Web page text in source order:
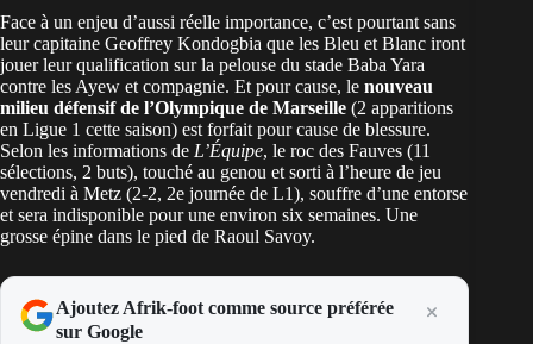
Face à un enjeu d’aussi réelle importance, c’est pourtant sans
leur capitaine Geoffrey Kondogbia que les Bleu et Blanc iront
jouer leur qualification sur la pelouse du stade Baba Yara
contre les Ayew et compagnie. Et pour cause, le nouveau
milieu défensif de l’Olympique de Marseille (2 apparitions
en Ligue 1 cette saison) est forfait pour cause de blessure.
Selon les informations de L’Équipe, le roc des Fauves (11
sélections, 2 buts), touché au genou et sorti à l’heure de jeu
vendredi à Metz (2-2, 2e journée de L1), souffre d’une entorse
et sera indisponible pour une environ six semaines. Une
grosse épine dans le pied de Raoul Savoy.
Ajoutez Afrik-foot comme source préférée
sur Google